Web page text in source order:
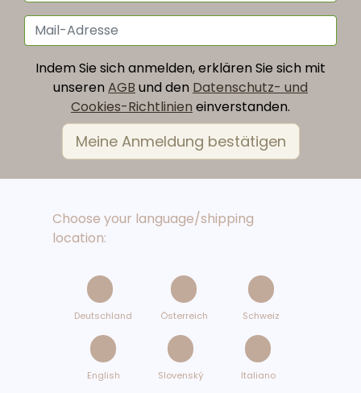
Indem Sie sich anmelden, erklären Sie sich mit
unserenAGB und den Datenschutz- und
Cookies-Richtlinien einverstanden.
Choose your language/shipping
location:
Deutschland Österreich Schweiz
English Slovenský Italiano